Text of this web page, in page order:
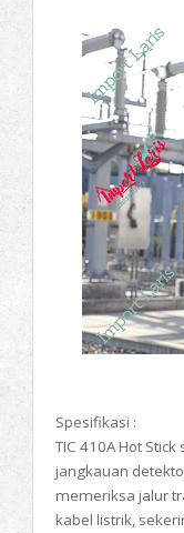
Spesifikasi :
TIC 410A Hot
jangkauan
memeriksa jalur
kabel listrik,